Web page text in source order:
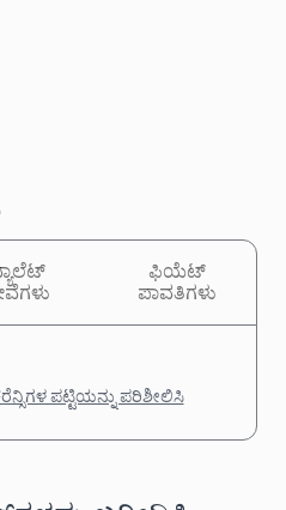
ಫಿಯೆಟ್
ಪಾವತಿಗಳು
ಪಟ್ಟಿಯನ್ನು ಪರಿಶೀಲಿಸಿ